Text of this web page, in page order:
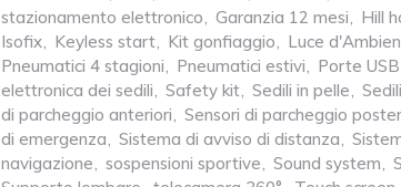
stazionamento elettronico, Garanzia 12 mesi, Hill
Isofix, Keyless start, Kit gonfiaggio, Luce
Pneumatici 4 stagioni, Pneumatici estivi, Porte USB
elettronica dei sedili, Safety kit, Sedili in pelle,
di parcheggio anteriori, Sensori di parcheggio
di emergenza, Sistema di avviso di distanza,
navigazione, sospensioni sportive, Sound system,